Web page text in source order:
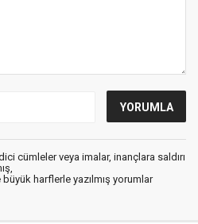
cümleler veya imalar, inançlara saldırı
harflerle yazılmış yorumlar